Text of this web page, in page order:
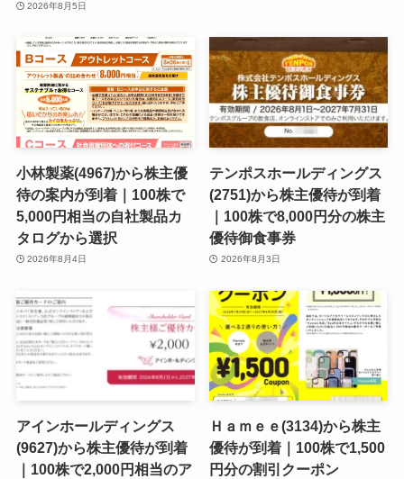
2026年8月5日
小林製薬(4967)から株主優
待の案内が到着｜100株で
5,000円相当の自社製品カ
タログから選択
2026年8月4日
テンポスホールディングス
(2751)から株主優待が到着
｜100株で8,000円分の株主
優待御食事券
2026年8月3日
アインホールディングス
(9627)から株主優待が到着
｜100株で2,000円相当のア
Ｈａｍｅｅ(3134)から株主
優待が到着｜100株で1,500
円分の割引クーポン